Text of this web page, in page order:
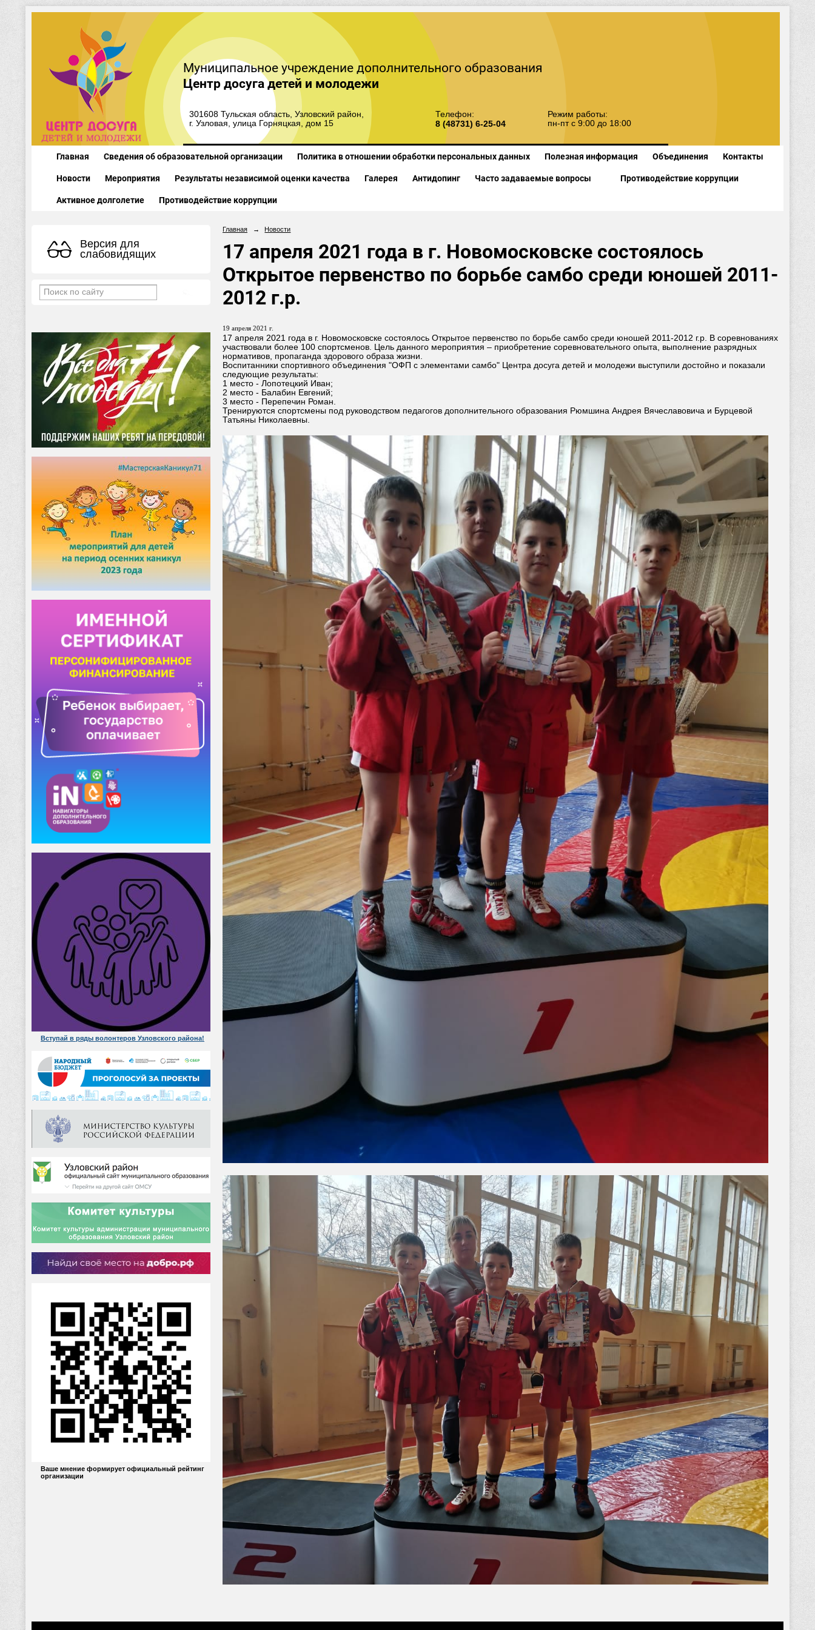
Муниципальное учреждение дополнительного образования
Центр досуга детей и молодежи
301608 Тульская область, Узловский район,
г. Узловая, улица Горняцкая, дом 15
Телефон:
8 (48731) 6-25-04
Режим работы:
пн-пт с 9:00 до 18:00
Главная Сведения об образовательной организации Политика в отношении обработки персональных данных Полезная информация Объединения Контакты
Новости Мероприятия Результаты независимой оценки качества Галерея Антидопинг Часто задаваемые вопросы Противодействие коррупции
Активное долголетие Противодействие коррупции
Версия для
слабовидящих
Вступай в ряды волонтеров Узловского района!
Ваше мнение формирует официальный рейтинг
организации
Главная → Новости
17 апреля 2021 года в г. Новомосковске состоялось
Открытое первенство по борьбе самбо среди юношей 2011-
2012 г.р.
19 апреля 2021 г.
17 апреля 2021 года в г. Новомосковске состоялось Открытое первенство по борьбе самбо среди юношей 2011-2012 г.р. В соревнованиях
участвовали более 100 спортсменов. Цель данного мероприятия – приобретение соревновательного опыта, выполнение разрядных
нормативов, пропаганда здорового образа жизни.
Воспитанники спортивного объединения "ОФП с элементами самбо" Центра досуга детей и молодежи выступили достойно и показали
следующие результаты:
1 место - Лопотецкий Иван;
2 место - Балабин Евгений;
3 место - Перепечин Роман.
Тренируются спортсмены под руководством педагогов дополнительного образования Рюмшина Андрея Вячеславовича и Бурцевой
Татьяны Николаевны.